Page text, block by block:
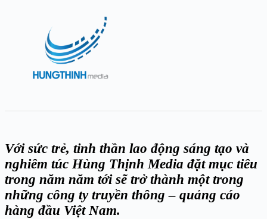
Với sức trẻ, tinh thần lao động sáng tạo và
nghiêm túc Hùng Thịnh Media đặt mục tiêu
trong năm năm tới sẽ trở thành một trong
những công ty truyền thông – quảng cáo
hàng đầu Việt Nam.